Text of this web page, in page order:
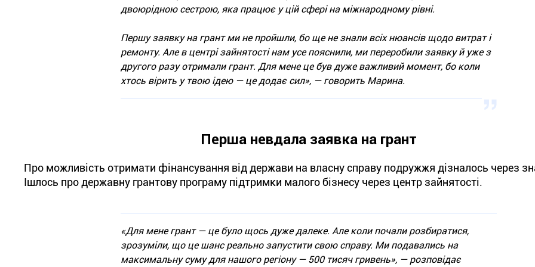
двоюрідною сестрою, яка працює у цій сфері на міжнародному рівні.
Першу заявку на грант ми не пройшли, бо ще не знали всіх нюансів щодо витрат і
ремонту. Але в центрі зайнятості нам усе пояснили, ми переробили заявку й уже з
другого разу отримали грант. Для мене це був дуже важливий момент, бо коли
хтось вірить у твою ідею — це додає сил», — говорить Марина.
Перша невдала заявка на грант
Про можливість отримати фінансування від держави на власну справу подружжя дізналось через
Ішлось про державну грантову програму підтримки малого бізнесу через центр зайнятості.
«Для мене грант — це було щось дуже далеке. Але коли почали розбиратися,
зрозуміли, що це шанс реально запустити свою справу. Ми подавались на
максимальну суму для нашого регіону — 500 тисяч гривень», — розповідає